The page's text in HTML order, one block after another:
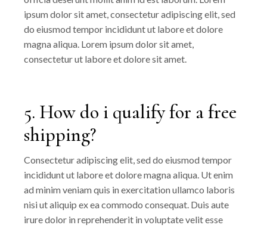
ipsum dolor sit amet, consectetur adipiscing elit, sed
do eiusmod tempor incididunt ut labore et dolore
magna aliqua. Lorem ipsum dolor sit amet,
consectetur ut labore et dolore sit amet.
5. How do i qualify for a free
shipping?
Consectetur adipiscing elit, sed do eiusmod tempor
incididunt ut labore et dolore magna aliqua. Ut enim
ad minim veniam quis in exercitation ullamco laboris
nisi ut aliquip ex ea commodo consequat. Duis aute
irure dolor in reprehenderit in voluptate velit esse